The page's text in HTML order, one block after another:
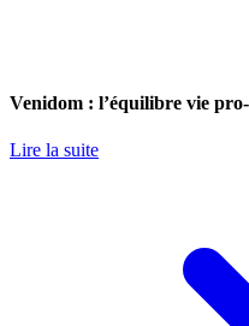
Venidom : l’équilibre vie
Lire la suite